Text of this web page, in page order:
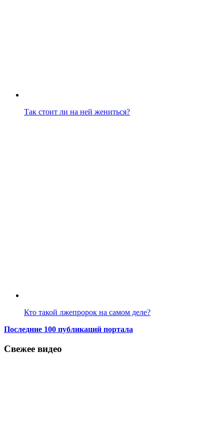
Так стоит ли на ней жениться?
Кто такой лжепророк на самом деле?
Последние 100 публикаций портала
Свежее видео